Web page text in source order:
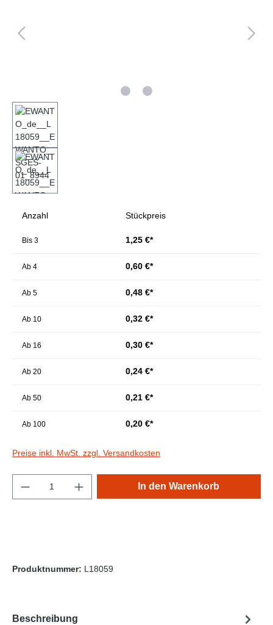
Anzahl Stückpreis
Bis 3 1,25 €*
Ab 4 0,60 €*
Ab 5 0,48 €*
Ab 10 0,32 €*
Ab 16 0,30 €*
Ab 20 0,24 €*
Ab 50 0,21 €*
Ab 100 0,20 €*
Preise inkl. MwSt. zzgl. Versandkosten
Produkt Anzahl: Gib den gewünschten
In den Warenkorb
Produktnummer: L18059
Beschreibung